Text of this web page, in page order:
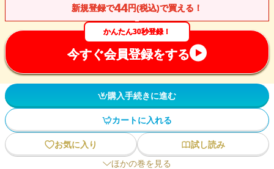
新規登録で44円(税込)で買える！
かんたん30秒登録！
今すぐ会員登録をする
購入手続きに進む
カートに入れる
お気に入り
試し読み
ほかの巻を見る